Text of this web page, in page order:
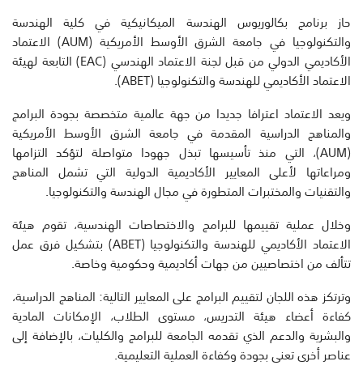
حاز برنامج بكالوريوس الهندسة الميكانيكية في كلية الهندسة
والتكنولوجيا في جامعة الشرق الأوسط الأمريكية (AUM) الاعتماد
الأكاديمي الدولي من قبل لجنة الاعتماد الهندسي (EAC) التابعة لهيئة
الاعتماد الأكاديمي للهندسة والتكنولوجيا (ABET).
ويعد الاعتماد اعترافا جديدا من جهة عالمية متخصصة بجودة البرامج
والمناهج الدراسية المقدمة في جامعة الشرق الأوسط الأمريكية
(AUM)، التي منذ تأسيسها تبذل جهودا متواصلة لتؤكد التزامها
ومراعاتها لأعلى المعايير الأكاديمية الدولية التي تشمل المناهج
والتقنيات والمختبرات المتطورة في مجال الهندسة والتكنولوجيا.
وخلال عملية تقييمها للبرامج والاختصاصات الهندسية، تقوم هيئة
الاعتماد الأكاديمي للهندسة والتكنولوجيا (ABET) بتشكيل فرق عمل
تتألف من اختصاصيين من جهات أكاديمية وحكومية وخاصة.
وترتكز هذه اللجان لتقييم البرامج على المعايير التالية: المناهج الدراسية،
كفاءة أعضاء هيئة التدريس، مستوى الطلاب، الإمكانات المادية
والبشرية والدعم الذي تقدمه الجامعة للبرامج والكليات، بالإضافة إلى
عناصر أخرى تعنى بجودة وكفاءة العملية التعليمية.